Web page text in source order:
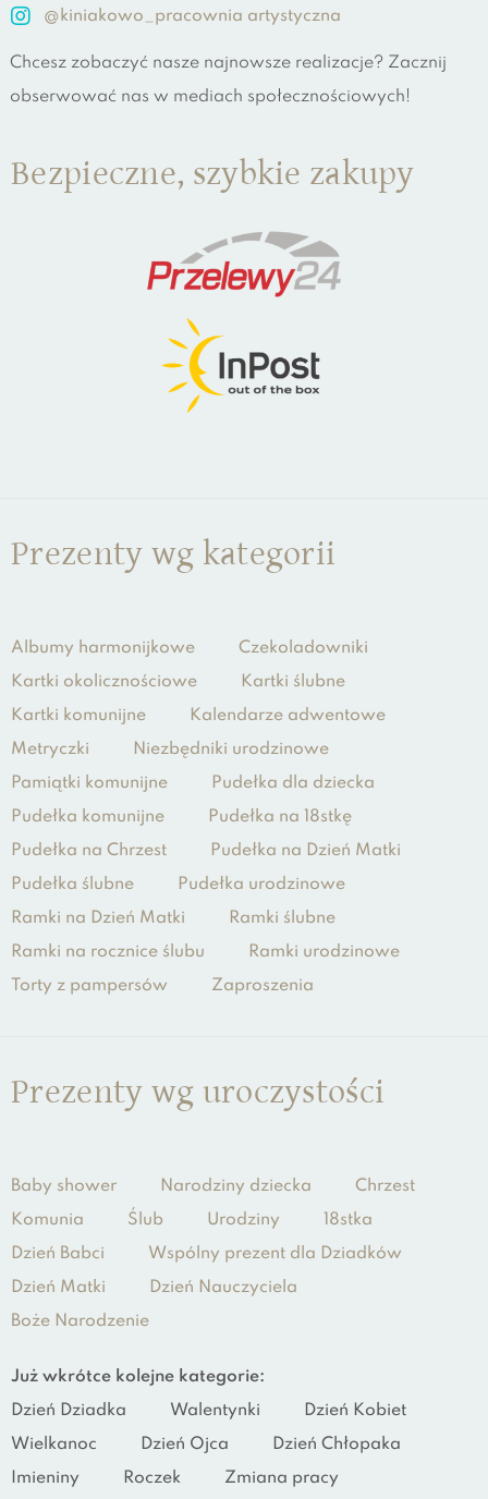
@kiniakowo_pracownia artystyczna
Chcesz zobaczyć nasze najnowsze realizacje? Zacznij
obserwować nas w mediach społecznościowych!
Bezpieczne, szybkie zakupy
Prezenty wg kategorii
Albumy harmonijkowe
Czekoladowniki
Kartki okolicznościowe
Kartki ślubne
Kartki komunijne
Kalendarze adwentowe
Metryczki
Niezbędniki urodzinowe
Pamiątki komunijne
Pudełka dla dziecka
Pudełka komunijne
Pudełka na 18stkę
Pudełka na Chrzest
Pudełka na Dzień Matki
Pudełka ślubne
Pudełka urodzinowe
Ramki na Dzień Matki
Ramki ślubne
Ramki na rocznice ślubu
Ramki urodzinowe
Torty z pampersów
Zaproszenia
Prezenty wg uroczystości
Baby shower Narodziny dziecka
Chrzest
Komunia
Ślub Urodziny
18stka
Dzień Babci
Wspólny prezent dla Dziadków
Dzień Matki
Dzień Nauczyciela
Boże Narodzenie
Już wkrótce kolejne kategorie:
Dzień Dziadka
Walentynki
Dzień Kobiet
Wielkanoc
Dzień Ojca
Dzień Chłopaka
Imieniny
Roczek Zmiana pracy